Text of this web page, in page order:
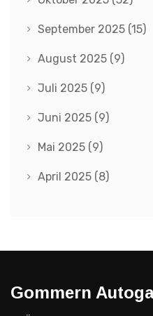
September 2025 (15)
August 2025 (9)
Juli 2025 (9)
Juni 2025 (9)
Mai 2025 (9)
April 2025 (8)
Gommern